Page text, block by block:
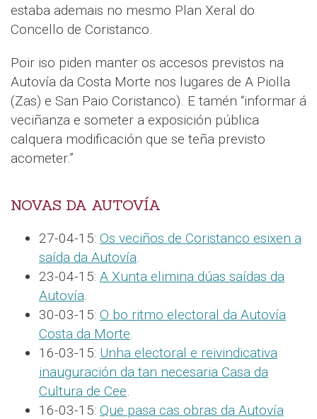
estaba ademais no mesmo Plan Xeral do
Concello de Coristanco.
Poir iso piden manter os accesos previstos na
Autovía da Costa Morte nos lugares de A Piolla
(Zas) e San Paio Coristanco). E tamén “informar á
veciñanza e someter a exposición pública
calquera modificación que se teña previsto
acometer.”
NOVAS DA AUTOVÍA
27-04-15: Os veciños de Coristanco esixen a
saída da Autovía.
23-04-15: A Xunta elimina dúas saídas da
Autovía.
30-03-15: O bo ritmo electoral da Autovía
Costa da Morte.
16-03-15: Unha electoral e reivindicativa
inauguración da tan necesaria Casa da
Cultura de Cee.
16-03-15: Que pasa cas obras da Autovía